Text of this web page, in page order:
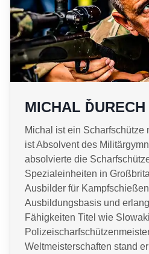
MICHAL ĎURECH
Michal ist ein Scharfschütze
ist Absolvent des
absolvierte die
Spezialeinheiten in
Ausbilder für
Ausbildungsbasis und
Fähigkeiten Titel wie
Weltmeisterschaften stand